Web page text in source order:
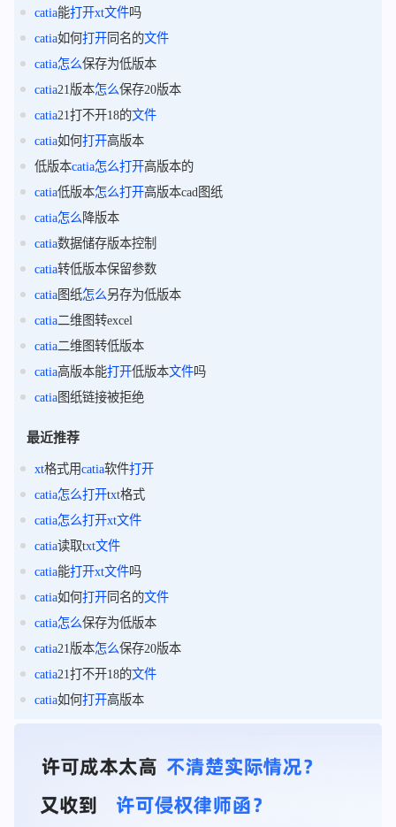
catia能打开xt文件吗
catia如何打开同名的文件
catia怎么保存为低版本
catia21版本怎么保存20版本
catia21打不开18的文件
catia如何打开高版本
低版本catia怎么打开高版本的
catia低版本怎么打开高版本cad图纸
catia怎么降版本
catia数据储存版本控制
catia转低版本保留参数
catia图纸怎么另存为低版本
catia二维图转excel
catia二维图转低版本
catia高版本能打开低版本文件吗
catia图纸链接被拒绝
最近推荐
xt格式用catia软件打开
catia怎么打开txt格式
catia怎么打开xt文件
catia读取txt文件
catia能打开xt文件吗
catia如何打开同名的文件
catia怎么保存为低版本
catia21版本怎么保存20版本
catia21打不开18的文件
catia如何打开高版本